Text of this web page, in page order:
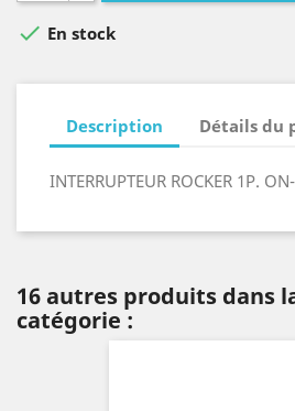
 En stock
Description Détails du
INTERRUPTEUR ROCKER 1P.
16 autres produits dans
catégorie :